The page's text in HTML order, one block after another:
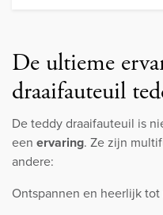
De ultieme
draaifauteuil
De teddy draaifauteuil is
een ervaring. Ze zijn
andere:
Ontspannen en heerlijk